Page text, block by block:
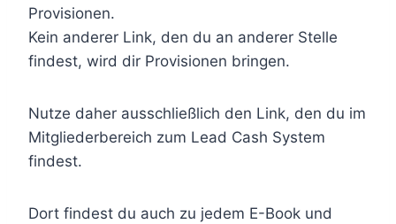
Provisionen.
Kein anderer Link, den du an anderer Stelle
findest, wird dir Provisionen bringen.
Nutze daher ausschließlich den Link, den du im
Mitgliederbereich zum Lead Cash System
findest.
Dort findest du auch zu jedem E-Book und